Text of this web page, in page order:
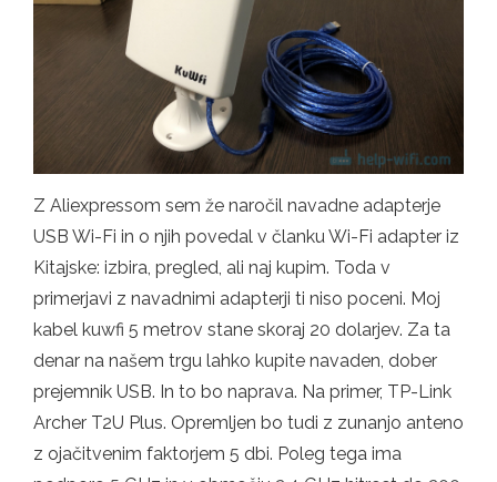
Z Aliexpressom sem že naročil navadne adapterje
USB Wi-Fi in o njih povedal v članku Wi-Fi adapter iz
Kitajske: izbira, pregled, ali naj kupim. Toda v
primerjavi z navadnimi adapterji ti niso poceni. Moj
kabel kuwfi 5 metrov stane skoraj 20 dolarjev. Za ta
denar na našem trgu lahko kupite navaden, dober
prejemnik USB. In to bo naprava. Na primer, TP-Link
Archer T2U Plus. Opremljen bo tudi z zunanjo anteno
z ojačitvenim faktorjem 5 dbi. Poleg tega ima